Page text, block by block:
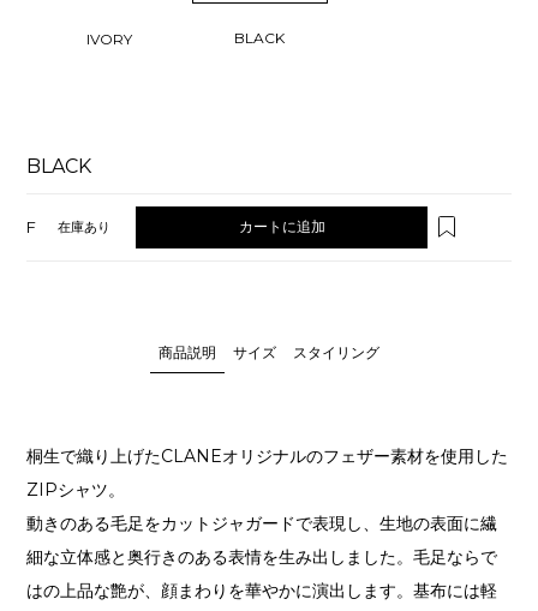
IVORY BLACK
BLACK
F 在庫あり カートに追加
商品説明 サイズ スタイリング
桐生で織り上げたCLANEオリジナルのフェザー素材を使用した
ZIPシャツ。
動きのある毛足をカットジャガードで表現し、生地の表面に繊
細な立体感と奥行きのある表情を生み出しました。毛足ならで
はの上品な艶が、顔まわりを華やかに演出します。基布には軽